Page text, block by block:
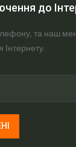
до
та наш